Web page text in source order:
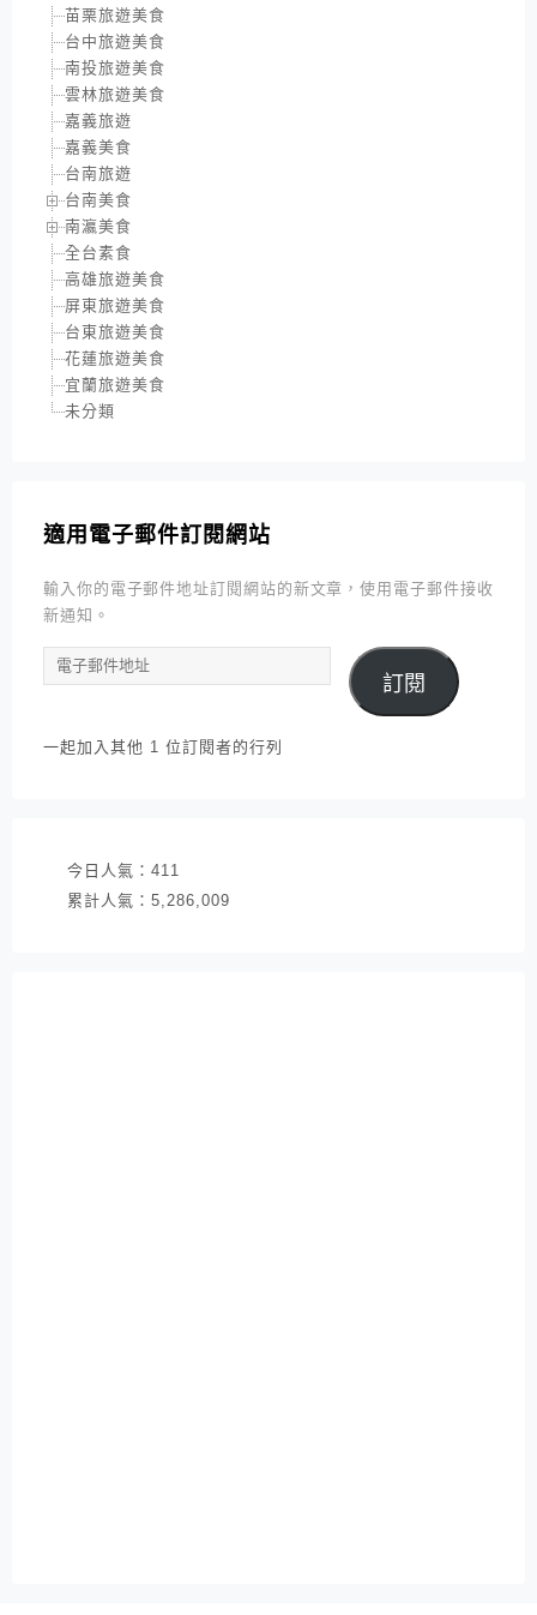
苗栗旅遊美食
台中旅遊美食
南投旅遊美食
雲林旅遊美食
嘉義旅遊
嘉義美食
台南旅遊
台南美食
南瀛美食
全台素食
高雄旅遊美食
屏東旅遊美食
台東旅遊美食
花蓮旅遊美食
宜蘭旅遊美食
未分類
適用電子郵件訂閱網站
輸入你的電子郵件地址訂閱網站的新文章，使用電子郵件接收
新通知。
電
子
件
訂閱
一起加入其他 1 位訂閱者的行列
今日人氣： 411
累計人氣： 5,286,009